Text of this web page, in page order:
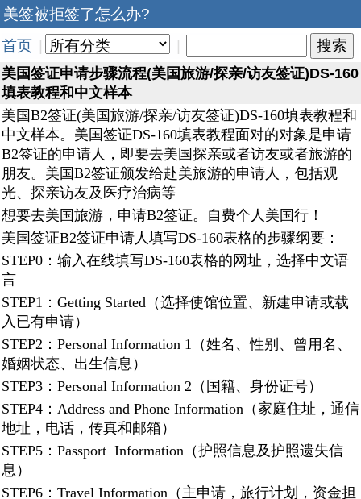
美签被拒签了怎么办?
首页
美国签证申请步骤流程(美国旅游/探亲/访友签证)DS-160
填表教程和中文样本
美国B2签证(美国旅游/探亲/访友签证)DS-160填表教程和
中文样本。美国签证DS-160填表教程面对的对象是申请
B2签证的申请人，即要去美国探亲或者访友或者旅游的
朋友。美国B2签证颁发给赴美旅游的申请人，包括观
光、探亲访友及医疗治病等
想要去美国旅游，申请B2签证。自费个人美国行！
美国签证B2签证申请人填写DS-160表格的步骤纲要：
STEP0：输入在线填写DS-160表格的网址，选择中文语
言
STEP1：Getting Started（选择使馆位置、新建申请或载
入已有申请）
STEP2：Personal Information 1（姓名、性别、曾用名、
婚姻状态、出生信息）
STEP3：Personal Information 2（国籍、身份证号）
STEP4：Address and Phone Information（家庭住址，通信
地址，电话，传真和邮箱）
STEP5：Passport Information（护照信息及护照遗失信
息）
STEP6：Travel Information（主申请，旅行计划，资金担